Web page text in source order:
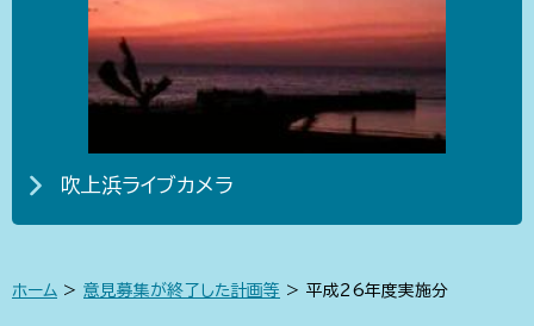
吹上浜ライブカメラ
ホーム > 意見募集が終了した計画等 > 平成26年度実施分